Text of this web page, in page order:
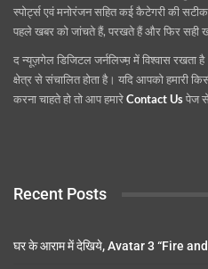
स्पोर्ट्स एवं मनोरंजन सहित कई कैटेगरी की
पहले खबर को जांचते हैं, परखते हैं और फिर सही
द न्यूज़गेल डिजिटल जर्नलिज्म़ में विश्वास रखता है।
क्षेत्र से संचालित होता है। यदि आपको हमारी
करना चाहते हो तो आप हमारेContact Usपेज
Recent Posts
घर के आराम में देखिये, Avatar 3 “Fire and